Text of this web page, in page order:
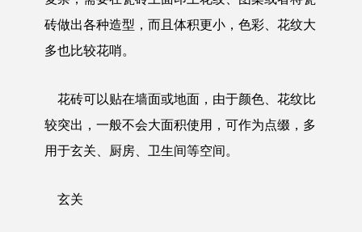
砖做出各种造型，而且体积更小，色彩、花纹大
多也比较花哨。
花砖可以贴在墙面或地面，由于颜色、花纹比
较突出，一般不会大面积使用，可作为点缀，多
用于玄关、厨房、卫生间等空间。
玄关